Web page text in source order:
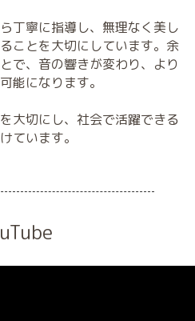
丁寧に指導し、無理なく美し
ことを大切にしています。余
で、音の響きが変わり、より
能になります。
大切にし、社会で活躍できる
ています。